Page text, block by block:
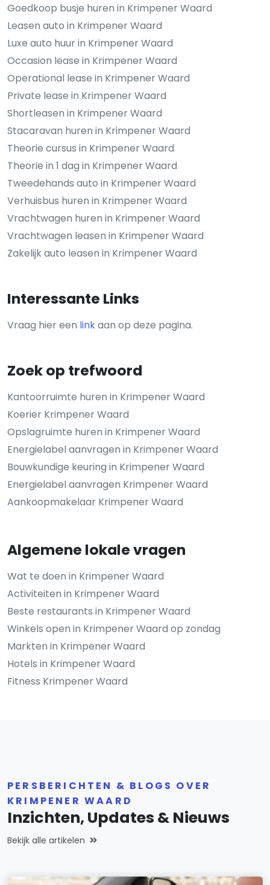
Goedkoop busje huren in Krimpener Waard
Leasen auto in Krimpener Waard
Luxe auto huur in Krimpener Waard
Occasion lease in Krimpener Waard
Operational lease in Krimpener Waard
Private lease in Krimpener Waard
Shortleasen in Krimpener Waard
Stacaravan huren in Krimpener Waard
Theorie cursus in Krimpener Waard
Theorie in 1 dag in Krimpener Waard
Tweedehands auto in Krimpener Waard
Verhuisbus huren in Krimpener Waard
Vrachtwagen huren in Krimpener Waard
Vrachtwagen leasen in Krimpener Waard
Zakelijk auto leasen in Krimpener Waard
Interessante Links
Vraag hier een linkaan op deze pagina.
Zoek op trefwoord
Kantoorruimte huren in Krimpener Waard
Koerier Krimpener Waard
Opslagruimte huren in Krimpener Waard
Energielabel aanvragen in Krimpener Waard
Bouwkundige keuring in Krimpener Waard
Energielabel aanvragen Krimpener Waard
Aankoopmakelaar Krimpener Waard
Algemene lokale vragen
Wat te doen in Krimpener Waard
Activiteiten in Krimpener Waard
Beste restaurants in Krimpener Waard
Winkels open in Krimpener Waard op zondag
Markten in Krimpener Waard
Hotels in Krimpener Waard
Fitness Krimpener Waard
PERSBERICHTEN & BLOGS OVER
KRIMPENER WAARD
Inzichten, Updates & Nieuws
Bekijk alle artikelen